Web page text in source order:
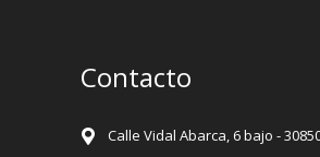
Contacto
Calle Vidal Abarca, 6 bajo -